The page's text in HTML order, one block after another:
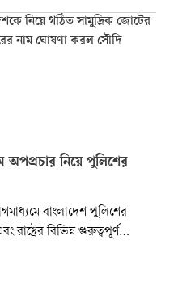
নিয়ে গঠিত সামুদ্রিক জোটের
নাম ঘোষণা করল সৌদি
অপপ্রচার নিয়ে পুলিশের
বাংলাদেশ পুলিশের
রাষ্ট্রের বিভিন্ন গুরুত্বপূর্ণ
হচ্ছে বলে দাবি করেছে